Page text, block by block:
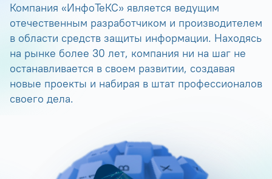
Компания «ИнфоТеКС» является ведущим
отечественным разработчиком и производителем
в области средств защиты информации. Находясь
на рынке более 30 лет, компания ни на шаг не
останавливается в своем развитии, создавая
новые проекты и набирая в штат профессионалов
своего дела.